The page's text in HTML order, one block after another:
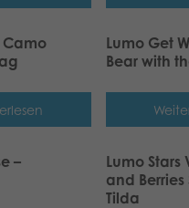
Camo
Lumo Get
Bear with
–
Lumo Stars
and
Tilda